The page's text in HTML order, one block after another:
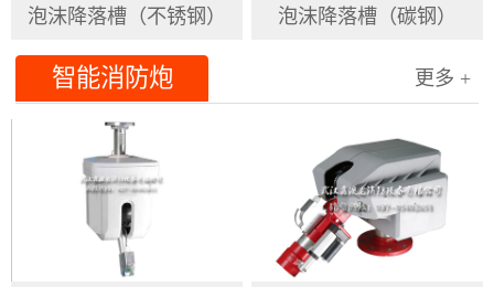
泡沫降落槽（不锈钢） 泡沫降落槽（碳钢）
智能消防炮 更多 +